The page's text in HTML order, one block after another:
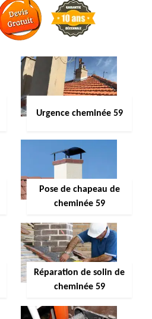
Urgence cheminée 59
Pose de chapeau de
cheminée 59
Réparation de solin de
cheminée 59